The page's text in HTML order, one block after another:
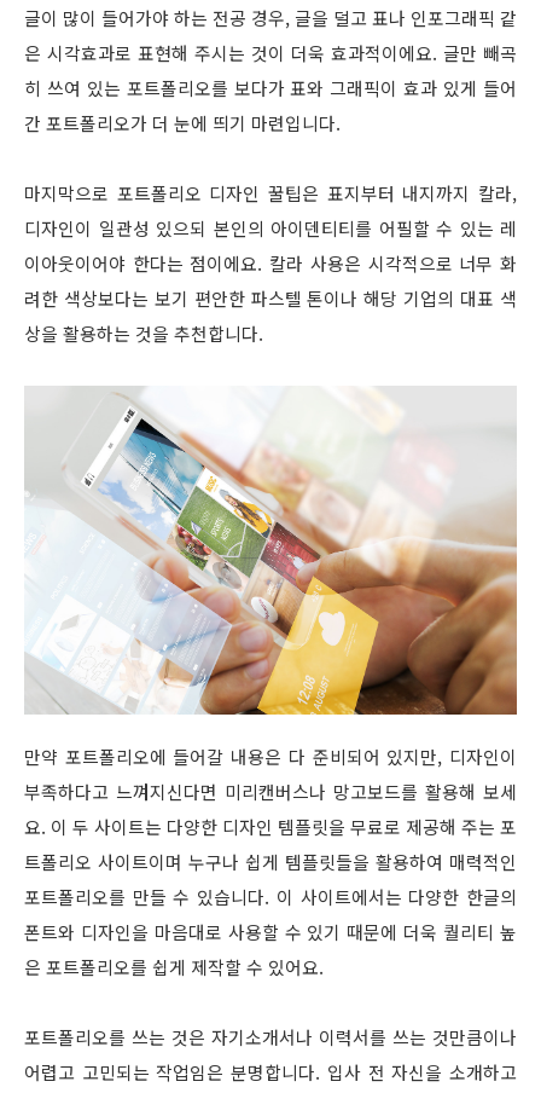
글이 많이 들어가야 하는 전공 경우, 글을 덜고 표나 인포그래픽 같
은 시각효과로 표현해 주시는 것이 더욱 효과적이에요. 글만 빼곡
히 쓰여 있는 포트폴리오를 보다가 표와 그래픽이 효과 있게 들어
간 포트폴리오가 더 눈에 띄기 마련입니다.
마지막으로 포트폴리오 디자인 꿀팁은 표지부터 내지까지 칼라,
디자인이 일관성 있으되 본인의 아이덴티티를 어필할 수 있는 레
이아웃이어야 한다는 점이에요. 칼라 사용은 시각적으로 너무 화
려한 색상보다는 보기 편안한 파스텔 톤이나 해당 기업의 대표 색
상을 활용하는 것을 추천합니다.
만약 포트폴리오에 들어갈 내용은 다 준비되어 있지만, 디자인이
부족하다고 느껴지신다면 미리캔버스나 망고보드를 활용해 보세
요. 이 두 사이트는 다양한 디자인 템플릿을 무료로 제공해 주는 포
트폴리오 사이트이며 누구나 쉽게 템플릿들을 활용하여 매력적인
포트폴리오를 만들 수 있습니다. 이 사이트에서는 다양한 한글의
폰트와 디자인을 마음대로 사용할 수 있기 때문에 더욱 퀄리티 높
은 포트폴리오를 쉽게 제작할 수 있어요.
포트폴리오를 쓰는 것은 자기소개서나 이력서를 쓰는 것만큼이나
어렵고 고민되는 작업임은 분명합니다. 입사 전 자신을 소개하고